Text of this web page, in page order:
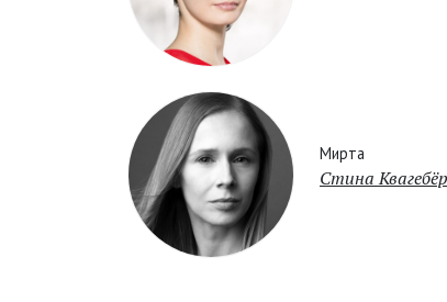
Мирта
Стина Квагебёр